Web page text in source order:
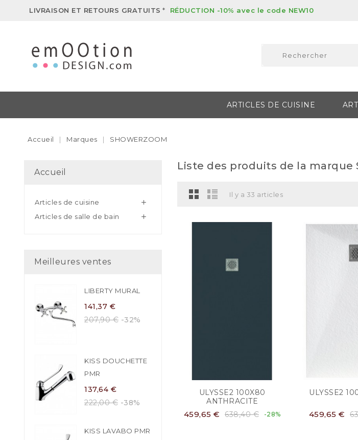
LIVRAISON ET RETOURS GRATUITS * RÉDUCTION -10% avec le code NEW10
ARTICLES DE CUISINE
Accueil Marques SHOWERZOOM
Accueil
Articles de cuisine 
Articles de salle de bain 
Meilleures ventes
LIBERTY MURAL
141,37 €
207,90 € -32%
KISS DOUCHETTE
PMR
137,64 €
222,00 € -38%
KISS LAVABO PMR
Liste des produits de la marque
Il y a 33 articles
ULYSSE2 100X80
ANTHRACITE
459,65 € 638,40 € -28%
ULYSSE2
459,65 €